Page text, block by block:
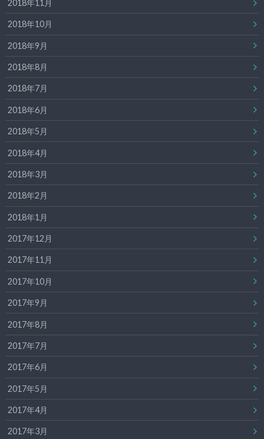
2018年11月
2018年10月
2018年9月
2018年8月
2018年7月
2018年6月
2018年5月
2018年4月
2018年3月
2018年2月
2018年1月
2017年12月
2017年11月
2017年10月
2017年9月
2017年8月
2017年7月
2017年6月
2017年5月
2017年4月
2017年3月